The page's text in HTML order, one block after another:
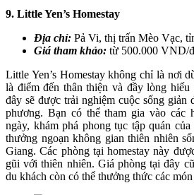
9. Little Yen’s Homestay
Địa chỉ: Pả Vi, thị trấn Mèo Vạc,
Giá tham khảo: từ 500.000 VND/
Little Yen’s Homestay không chỉ là nơi
là điểm đến thân thiện và đầy lòng
đây sẽ được trải nghiệm cuộc sống giản
phương. Bạn có thể tham gia vào các
ngày, khám phá phong tục tập quán
thưởng ngoạn không gian thiên nhiên
Giang. Các phòng tại homestay này
gũi với thiên nhiên. Giá phòng tại đây
du khách còn có thể thưởng thức các món